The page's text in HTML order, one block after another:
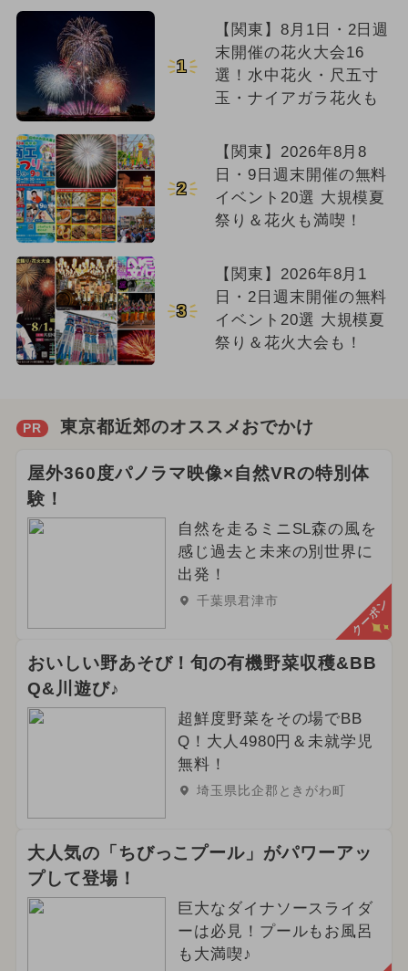
1
【関東】8月1日・2日週
末開催の花火大会16
選！水中花火・尺五寸
玉・ナイアガラ花火も
2
【関東】2026年8月8
日・9日週末開催の無料
イベント20選 大規模夏
祭り＆花火も満喫！
3
【関東】2026年8月1
日・2日週末開催の無料
イベント20選 大規模夏
祭り＆花火大会も！
PR 東京都近郊のオススメおでかけ
屋外360度パノラマ映像×自然VRの特別体
験！
自然を走るミニSL森の風を
感じ過去と未来の別世界に
出発！
千葉県君津市 クーポン
おいしい野あそび！旬の有機野菜収穫&BB
Q&川遊び♪
超鮮度野菜をその場でBB
Q！大人4980円＆未就学児
無料！
埼玉県比企郡ときがわ町
大人気の「ちびっこプール」がパワーアッ
プして登場！
巨大なダイナソースライダ
ーは必見！プールもお風呂
も大満喫♪